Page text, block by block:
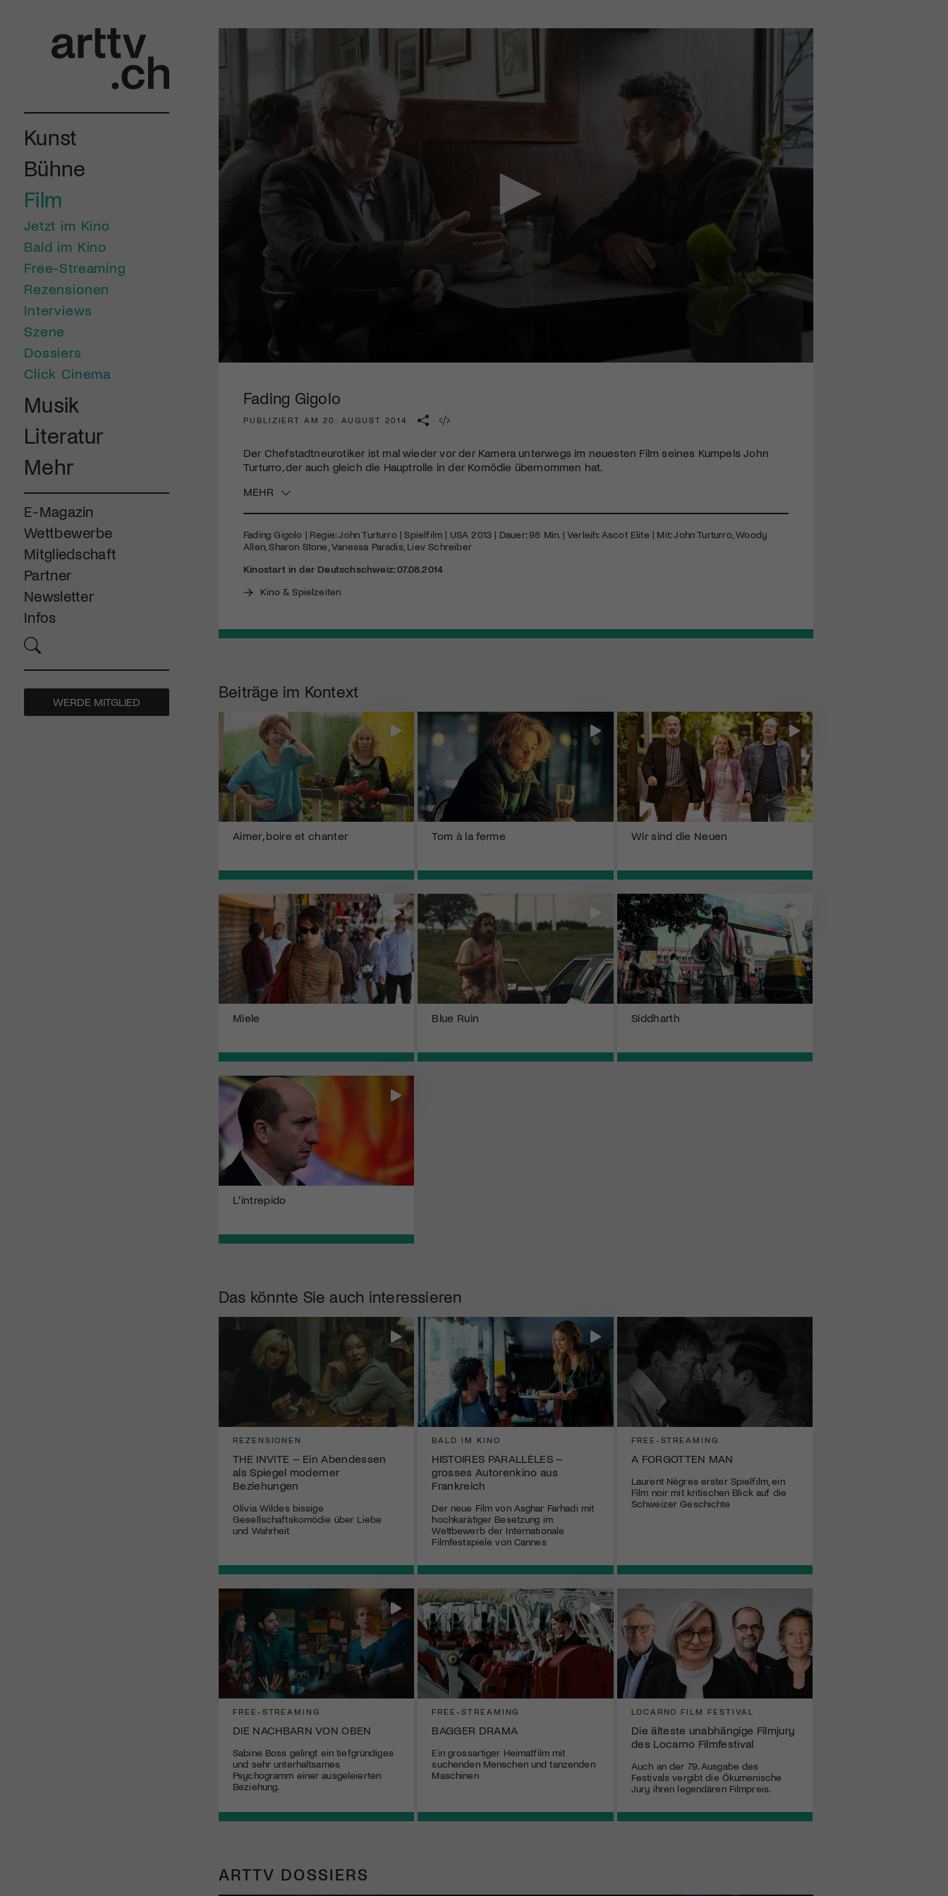
Kunst
Bühne
Film
Jetzt im Kino
Bald im Kino
Free-Streaming
Rezensionen
Interviews
Szene
Dossiers
Click Cinema
Musik
Literatur
Mehr
E-Magazin
Wettbewerbe
Mitgliedschaft
Partner
Newsletter
Infos
WERDE MITGLIED
Fading Gigolo
PUBLIZIERT AM 20. AUGUST 2014
Der Chefstadtneurotiker ist mal wieder vor der Kamera unterwegs im neuesten Film seines Kumpels John
Turturro, der auch gleich die Hauptrolle in der Komödie übernommen hat.
MEHR
Fading Gigolo | Regie: John Turturro | Spielfilm | USA 2013 | Dauer: 98 Min. | Verleih: Ascot Elite | Mit: John Turturro, Woody
Allen, Sharon Stone, Vanessa Paradis, Liev Schreiber
Kinostart in der Deutschschweiz: 07.08.2014
Kino & Spielzeiten
Beiträge im Kontext
Aimer, boire et chanter Tom à la ferme Wir sind die Neuen
Miele Blue Ruin Siddharth
L'intrepido
Das könnte Sie auch interessieren
REZENSIONEN
THE INVITE – Ein Abendessen
als Spiegel moderner
Beziehungen
Olivia Wildes bissige
Gesellschaftskomödie über Liebe
und Wahrheit
BALD IM KINO
HISTOIRES PARALLÈLES –
grosses Autorenkino aus
Frankreich
Der neue Film von Asghar Farhadi mit
hochkarätiger Besetzung im
Wettbewerb der Internationale
Filmfestspiele von Cannes
FREE-STREAMING
A FORGOTTEN MAN
Laurent Nègres erster Spielfilm, ein
Film noir mit kritischen Blick auf die
Schweizer Geschichte
FREE-STREAMING
DIE NACHBARN VON OBEN
Sabine Boss gelingt ein tiefgründiges
und sehr unterhaltsames
Psychogramm einer ausgeleierten
Beziehung.
FREE-STREAMING
BAGGER DRAMA
Ein grossartiger Heimatfilm mit
suchenden Menschen und tanzenden
Maschinen
LOCARNO FILM FESTIVAL
Die älteste unabhängige Filmjury
des Locarno Filmfestival
Auch an der 79. Ausgabe des
Festivals vergibt die Ökumenische
Jury ihren legendären Filmpreis.
ARTTV DOSSIERS
Mach mit: «Be Part of the Art»!
diversen Kulturevents.
Jetzt Mitglied werden